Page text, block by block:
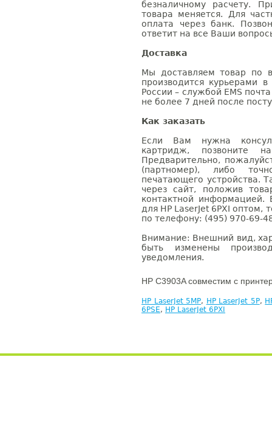
безналичному расчету.
товара меняется. Для
оплата через банк.
ответит на все Ваши
Доставка
Мы доставляем товар по
производится курьерами
России – службой EMS
не более 7 дней после
Как заказать
Если Вам нужна
картридж, позвоните
Предварительно,
(партномер), либо
печатающего устройства.
через сайт, положив
контактной информацией.
для HP LaserJet 6PXI
по телефону: (495) 970-69-
Внимание: Внешний вид,
быть изменены
уведомления.
HP C3903A совместим с
HP LaserJet 5MP, HP LaserJet 5P,
6PSE, HP LaserJet 6PXI